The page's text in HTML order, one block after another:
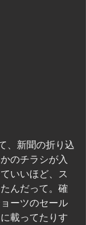
、新聞の折り込
のチラシが入
いいほど、ス
んだって。確
ーツのセール
載ってたりす